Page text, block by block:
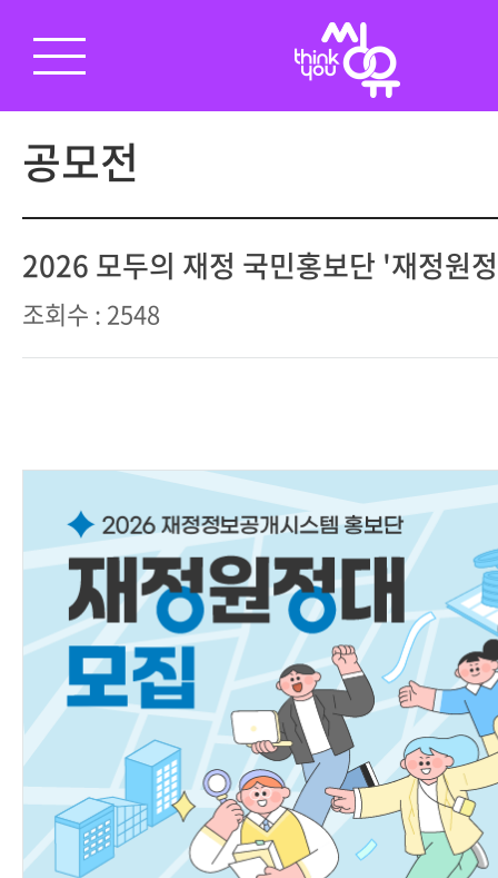
공모전
2026 모두의 재정 국민홍보단 '재정원
조회수 : 2548